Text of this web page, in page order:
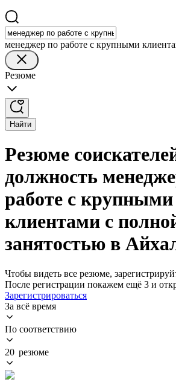
менеджер по работе с крупными
Резюме
Найти
Резюме
должность
работе с крупными
клиентами с
занятостью в
Чтобы видеть все резюме,
После регистрации покажем ещё 3 и
Зарегистрироваться
За всё время
По соответствию
20 резюме